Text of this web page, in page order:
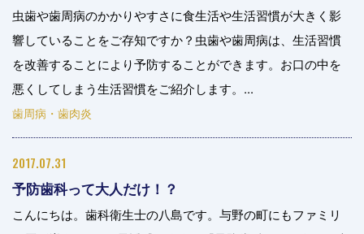
虫歯や歯周病のかかりやすさに食生活や生活習慣が大きく影
響していることをご存知ですか？虫歯や歯周病は、生活習慣
を改善することにより予防することができます。お口の中を
悪くしてしまう生活習慣をご紹介します。...
歯周病・歯肉炎
2017.07.31
予防歯科って大人だけ！？
こんにちは。歯科衛生士の八島です。与野の町にもファミリ